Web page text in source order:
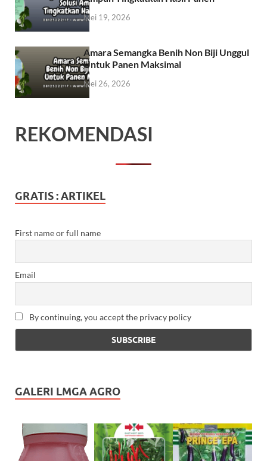
Mei 19, 2026
Amara Semangka Benih Non Biji Unggul
Untuk Panen Maksimal
Mei 26, 2026
REKOMENDASI
GRATIS : ARTIKEL
First name or full name
Email
By continuing, you accept the privacy policy
GALERI LMGA AGRO